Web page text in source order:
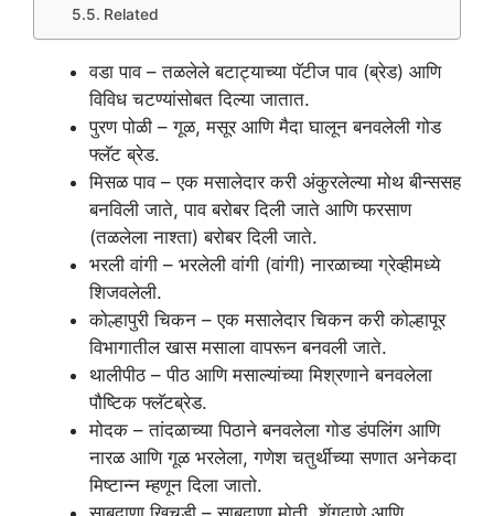
Related
वडा पाव – तळलेले बटाट्याच्या पॅटीज पाव (ब्रेड) आणि
विविध चटण्यांसोबत दिल्या जातात.
पुरण पोळी – गूळ, मसूर आणि मैदा घालून बनवलेली गोड
फ्लॅट ब्रेड.
मिसळ पाव – एक मसालेदार करी अंकुरलेल्या मोथ बीन्ससह
बनविली जाते, पाव बरोबर दिली जाते आणि फरसाण
(तळलेला नाश्ता) बरोबर दिली जाते.
भरली वांगी – भरलेली वांगी (वांगी) नारळाच्या ग्रेव्हीमध्ये
शिजवलेली.
कोल्हापुरी चिकन – एक मसालेदार चिकन करी कोल्हापूर
विभागातील खास मसाला वापरून बनवली जाते.
थालीपीठ – पीठ आणि मसाल्यांच्या मिश्रणाने बनवलेला
पौष्टिक फ्लॅटब्रेड.
मोदक – तांदळाच्या पिठाने बनवलेला गोड डंपलिंग आणि
नारळ आणि गूळ भरलेला, गणेश चतुर्थीच्या सणात अनेकदा
मिष्टान्न म्हणून दिला जातो.